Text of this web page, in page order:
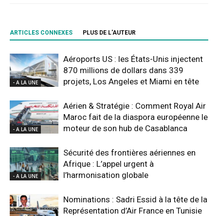
ARTICLES CONNEXES PLUS DE L'AUTEUR
- A LA UNE
Aéroports US : les États-Unis injectent
870 millions de dollars dans 339
projets, Los Angeles et Miami en tête
- A LA UNE
Aérien & Stratégie : Comment Royal Air
Maroc fait de la diaspora européenne le
moteur de son hub de Casablanca
- A LA UNE
Sécurité des frontières aériennes en
Afrique : L’appel urgent à
l’harmonisation globale
Nominations : Sadri Essid à la tête de la
Représentation d’Air France en Tunisie